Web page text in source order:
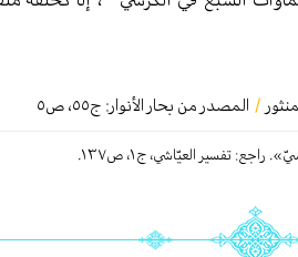
/ المصدر من بحار الأنوار: ج٥٥، ص٥